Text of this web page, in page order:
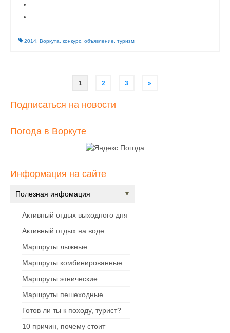
2014 Воркута конкурс объявление туризм
записям
1 2 3 »
Подписаться на новости
Погода в Воркуте
Информация на сайте
Полезная инфомация
Активный отдых выходного дня
Активный отдых на воде
Маршруты лыжные
Маршруты комбинированные
Маршруты этнические
Маршруты пешеходные
Готов ли ты к походу, турист?
10 причин, почему стоит